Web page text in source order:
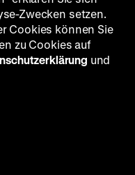
Zwecken setzen.
Cookies können Sie
zu Cookies auf
und